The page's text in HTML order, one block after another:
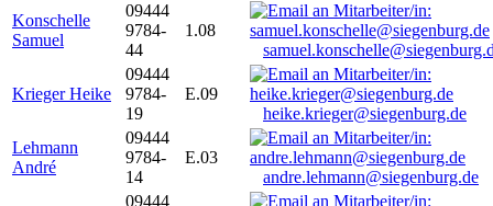
Konschelle
Samuel
09444
9784-
44
1.08
Krieger Heike
09444
9784-
19
E.09
heike.krieger@siegenburg.de
Lehmann
André
09444
9784-
14
E.03
andre.lehmann@siegenburg.de
09444